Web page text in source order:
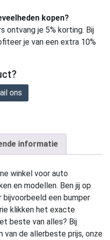
kopen?
ontvang je 5% korting. Bij
je van een extra 10%
ons
informatie
winkel voor auto
en modellen. Ben jij op
bijvoorbeeld een bumper
klikken het exacte
beste van alles? Bij
van de allerbeste prijs, onze